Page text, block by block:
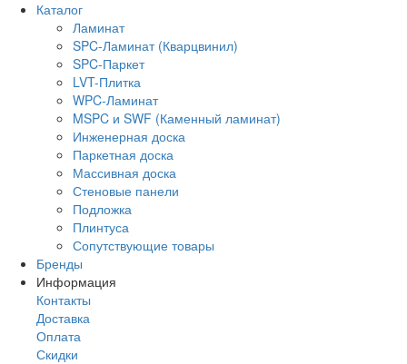
Каталог
Ламинат
SPC-Ламинат (Кварцвинил)
SPC-Паркет
LVT-Плитка
WPC-Ламинат
MSPC и SWF (Каменный ламинат)
Инженерная доска
Паркетная доска
Массивная доска
Стеновые панели
Подложка
Плинтуса
Сопутствующие товары
Бренды
Информация
Контакты
Доставка
Оплата
Скидки